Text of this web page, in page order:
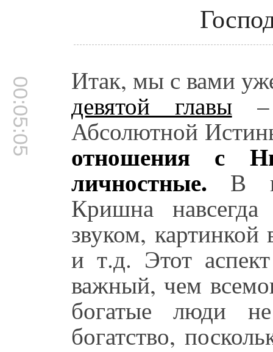
00:05:05 Итак, мы с вами
девятой главы–
Абсолютной
отношения с
личностные. В
Кришна
звуком,
и т.д. Этот
важный, чем
богатые люди
богатство,